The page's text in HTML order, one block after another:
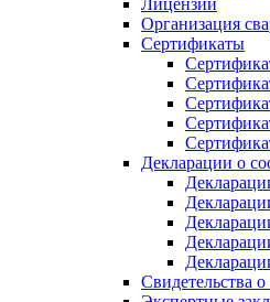
Организация
Cертификаты
Декларации о
Свидетельства